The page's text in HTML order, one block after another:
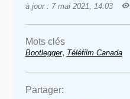
à jour : 7 mai 2021, 14:03
Mots clés
Bootlegger, Téléfilm Canada
Partager: